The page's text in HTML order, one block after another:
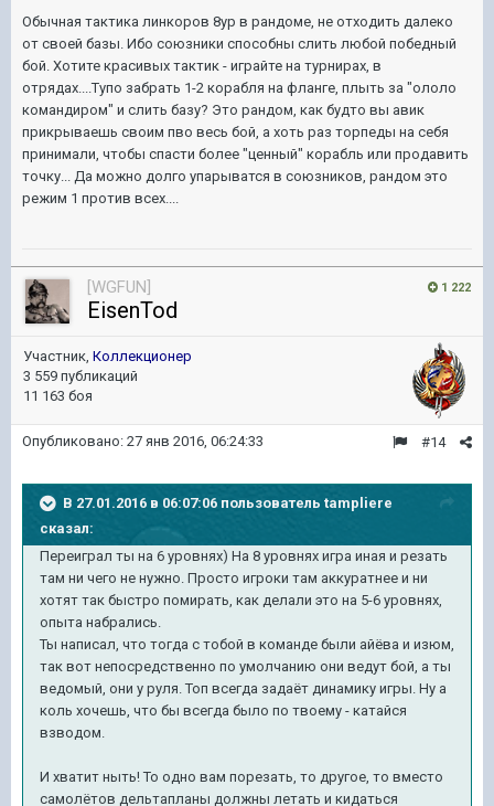
Обычная тактика линкоров 8ур в рандоме, не отходить далеко
от своей базы. Ибо союзники способны слить любой победный
бой. Хотите красивых тактик - играйте на турнирах, в
отрядах....Тупо забрать 1-2 корабля на фланге, плыть за "ололо
командиром" и слить базу? Это рандом, как будто вы авик
прикрываешь своим пво весь бой, а хоть раз торпеды на себя
принимали, чтобы спасти более "ценный" корабль или продавить
точку... Да можно долго упарыватся в союзников, рандом это
режим 1 против всех....
1 222
[WGFUN]
EisenTod
Участник, Коллекционер
3 559 публикаций
11 163 боя
#14
Опубликовано: 27 янв 2016, 06:24:33
В 27.01.2016 в 06:07:06 пользователь tampliere
сказал:
Переиграл ты на 6 уровнях) На 8 уровнях игра иная и резать
там ни чего не нужно. Просто игроки там аккуратнее и ни
хотят так быстро помирать, как делали это на 5-6 уровнях,
опыта набрались.
Ты написал, что тогда с тобой в команде были айёва и изюм,
так вот непосредственно по умолчанию они ведут бой, а ты
ведомый, они у руля. Топ всегда задаёт динамику игры. Ну а
коль хочешь, что бы всегда было по твоему - катайся
взводом.
И хватит ныть! То одно вам порезать, то другое, то вместо
самолётов дельтапланы должны летать и кидаться